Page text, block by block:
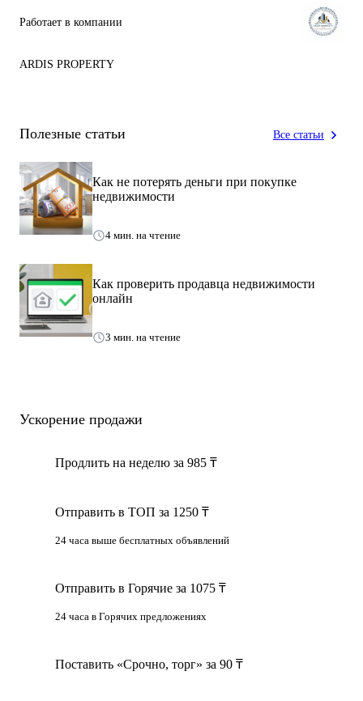
• Электроэнергия — 50 кВт
• Центральное водоснабжение и канализация
• Видеонаблюдение (16 камер)
Участок:
10 соток, ровный, ограждён, благоустроенная территория.
💡 Оборудование:
Все оборудование в отличном рабочем состоянии, часть — новая,
профессиональное итальянское и украинское производство.
• 60 л — 1 шт (Италия), состояние новое
• Котёл для варки сиропа (инверта) — Украина
• Печи ротационные DANZI FORNI (2 шт, Италия, на газе)
• Отсадочные (формовочные) машины MIMAK — 2 шт, Италия,
Работает в компании
ARDIS PROPERTY
Полезные статьи Все статьи
Как не потерять деньги при покупке
недвижимости
4 мин. на чтение
Как проверить продавца недвижимости
онлайн
3 мин. на чтение
Ускорение продажи
Продлить на неделю за 985 ₸
Отправить в ТОП за 1250 ₸
24 часа выше бесплатных объявлений
Отправить в Горячие за 1075 ₸
24 часа в Горячих предложениях
Поставить «Срочно, торг» за 90 ₸